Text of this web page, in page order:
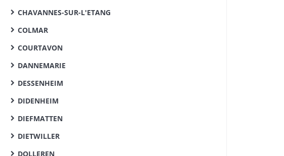
CHAVANNES-SUR-L'ETANG
COLMAR
COURTAVON
DANNEMARIE
DESSENHEIM
DIDENHEIM
DIEFMATTEN
DIETWILLER
DOLLEREN